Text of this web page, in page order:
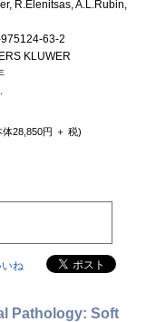
R.Elenitsas, A.L.Rubin,
975124-63-2
KLUWER
体28,850円 ＋ 税)
いね
Pathology: Soft